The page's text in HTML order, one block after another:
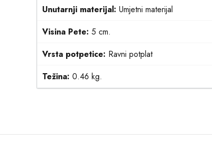
Unutarnji materijal: Umjetni materijal
Visina Pete: 5 cm.
Vrsta potpetice: Ravni potplat
Težina: 0.46 kg.